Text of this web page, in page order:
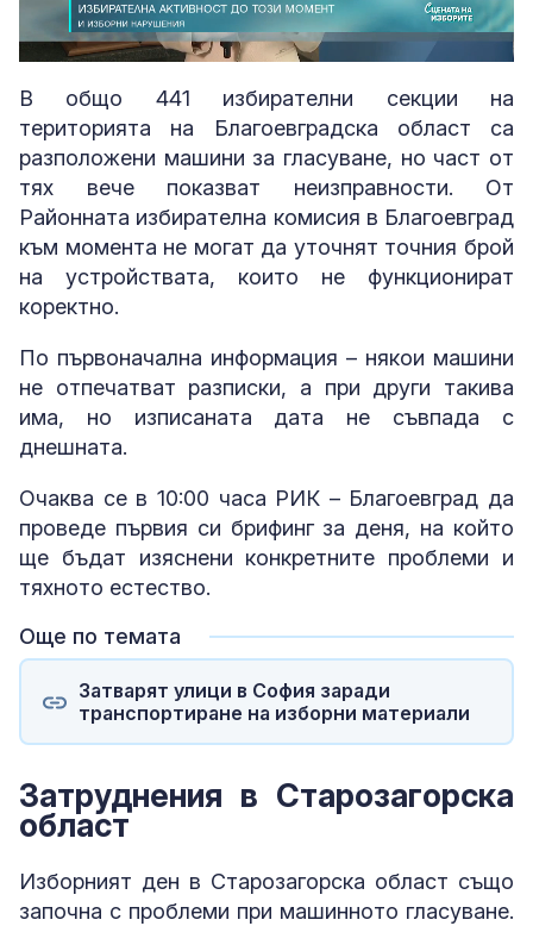
Unmute Loaded:
40.65%
В общо 441 избирателни секции на
територията на Благоевградска област са
разположени машини за гласуване, но част от
тях вече показват неизправности. От
Районната избирателна комисия в Благоевград
към момента не могат да уточнят точния брой
на устройствата, които не функционират
коректно.
По първоначална информация – някои машини
не отпечатват разписки, а при други такива
има, но изписаната дата не съвпада с
днешната.
Очаква се в 10:00 часа РИК – Благоевград да
проведе първия си брифинг за деня, на който
ще бъдат изяснени конкретните проблеми и
тяхното естество.
Още по темата
Затварят улици в София заради
транспортиране на изборни материали
Затруднения в Старозагорска
област
Изборният ден в Старозагорска област също
започна с проблеми при машинното гласуване.